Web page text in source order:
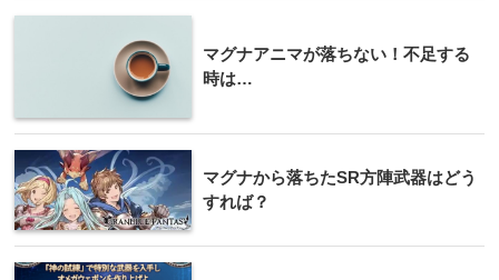
マグナアニマが落ちない！不足する
時は…
マグナから落ちたSR方陣武器はどう
すれば？